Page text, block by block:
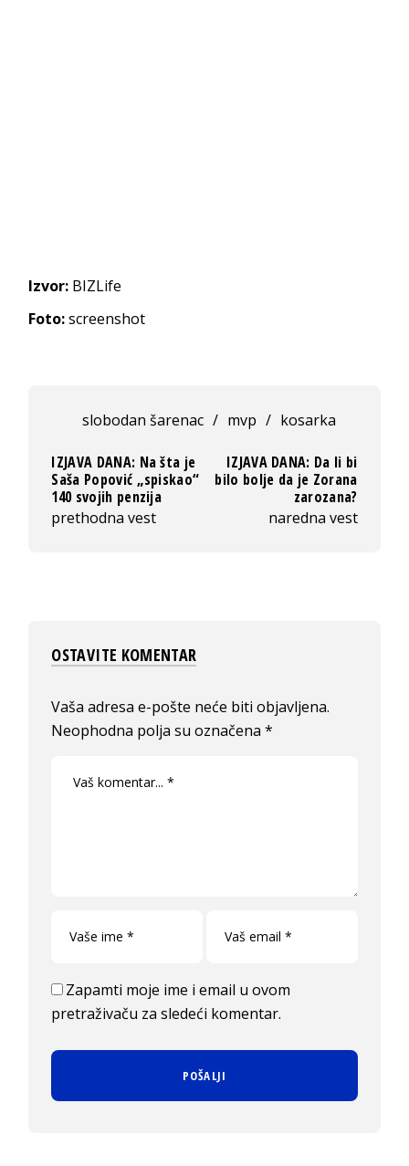
Izvor: BIZLife
Foto:screenshot
slobodan šarenac / mvp / kosarka
IZJAVA DANA: Na šta je
Saša Popović „spiskao“
140 svojih penzija
prethodna vest
IZJAVA DANA: Da li bi
bilo bolje da je Zorana
zarozana?
naredna vest
OSTAVITE KOMENTAR
Vaša adresa e-pošte neće biti objavljena.
Neophodna polja su označena*
Zapamti moje ime i email u ovom
pretraživaču za sledeći komentar.